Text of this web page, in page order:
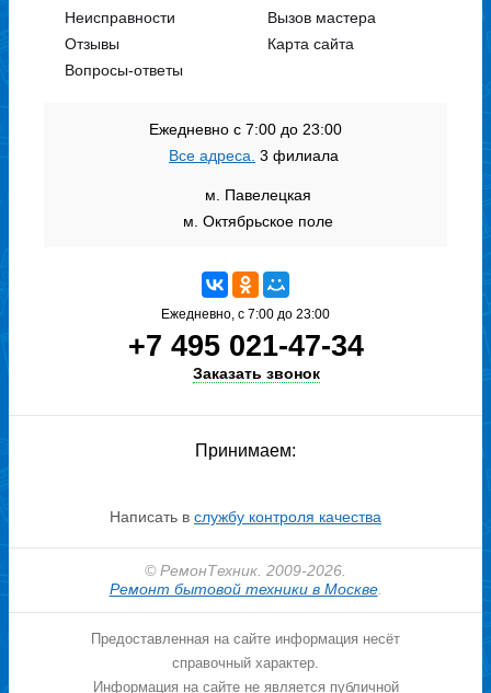
Иван
Стаж: 12 лет
Холодильники
Федор
Неисправности
Отзывы
Вопросы-ответы
Вызов мастера
Карта сайта
Ежедневно с 7:00 до 23:00
Все адреса. 3 филиала
м. Павелецкая
м. Октябрьское поле
Ежедневно, с 7:00 до 23:00
+7 495 021-47-34
Заказать звонок
Принимаем:
Написать в службу контроля качества
© РемонТехник. 2009-2026.
Ремонт бытовой техники в Москве.
Предоставленная на сайте информация несёт
справочный характер.
Информация на сайте не является публичной